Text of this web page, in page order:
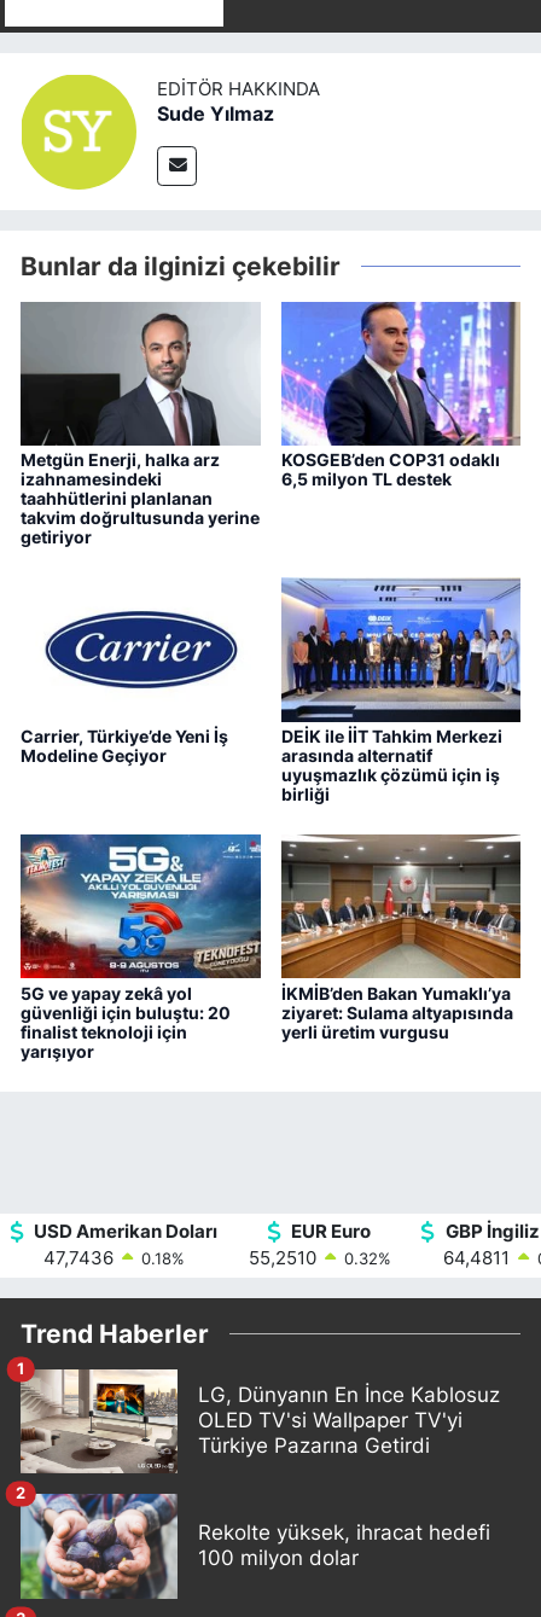
EDITÖR HAKKINDA
Sude Yılmaz
Bunlar da ilginizi çekebilir
Metgün Enerji, halka arz
izahnamesindeki
taahhütlerini planlanan
takvim doğrultusunda yerine
getiriyor
KOSGEB’den COP31 odaklı
6,5 milyon TL destek
Carrier, Türkiye’de Yeni İş
Modeline Geçiyor
DEİK ile İİT Tahkim Merkezi
arasında alternatif
uyuşmazlık çözümü için iş
birliği
5G ve yapay zekâ yol
güvenliği için buluştu: 20
finalist teknoloji için
yarışıyor
İKMİB’den Bakan Yumaklı’ya
ziyaret: Sulama altyapısında
yerli üretim vurgusu
USD Amerikan Doları
47,7436
0.18%
EUR Euro
55,2510
0.32%
GBP
64,4811
Trend Haberler
LG, Dünyanın En İnce Kablosuz
OLED TV'si Wallpaper TV'yi
Türkiye Pazarına Getirdi
1
Rekolte yüksek, ihracat hedefi
100 milyon dolar
2